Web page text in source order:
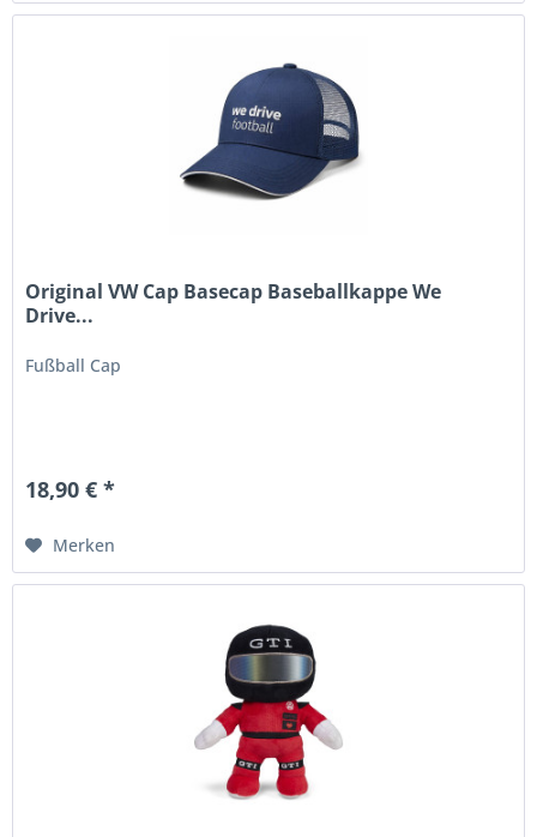
Original VW Cap Basecap Baseballkappe We
Drive...
Fußball Cap
18,90 € *
Merken